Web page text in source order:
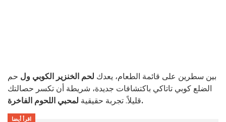
بين سطرين على قائمة الطعام، يعدك لحم الخنزير الكوبي ول حم
الضلع كوبي تاتاكي باكتشافات جديدة، شريطة أن تكسر حصالتك
قليلاً. تجربة حقيقيةلمحبي اللحوم الفاخرة.
اقرأ أيضا